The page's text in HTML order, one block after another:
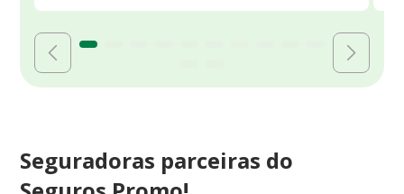
Seguradoras parceiras do